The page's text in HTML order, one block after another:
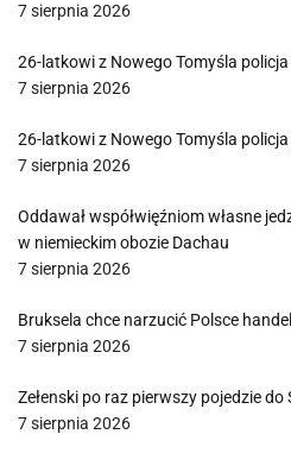
7 sierpnia 2026
26-latkowi z Nowego Tomyśla
7 sierpnia 2026
26-latkowi z Nowego Tomyśla
7 sierpnia 2026
Oddawał współwięźniom własne
w niemieckim obozie Dachau
7 sierpnia 2026
Bruksela chce narzucić Polsce
7 sierpnia 2026
Zełenski po raz pierwszy pojedzie
7 sierpnia 2026